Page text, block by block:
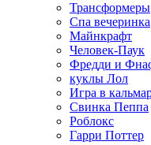
Трансформеры
Спа вечеринка
Майнкрафт
Человек-Паук
Фредди и
куклы Лол
Игра в
Свинка Пеппа
Роблокс
Гарри Поттер